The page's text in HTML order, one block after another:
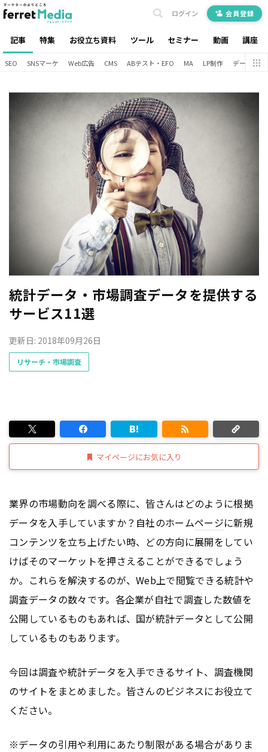
記事 特集 お役立ち資料 ツール セミナー 動画 講座
ログイン 会員登録
SEO SNSマーケ Web広告 CMS ABテスト・EFO MA LP制作 データ分析
統計データ・市場調査データを提供する
サービス11選
更新日: 2018年09月26日
リサーチ・市場調査
マイページにお気に入り
業界の市場動向を調べる際に、皆さんはどのように根拠
データを入手していますか？自社のホームページに新規
コンテンツを立ち上げたい時、どの方向に展開をしてい
けばそのマーケットを押さえることができるでしょう
か。これらを解決するのが、Web上で閲覧できる統計や
調査データの数々です。各企業が自社で調査した数値を
公開しているものもあれば、国が統計データとして公開
しているものもあります。
今回は調査や統計データを入手できるサイト、調査機関
のサイトをまとめました。皆さんのビジネスにお役立て
ください。
※データの引用や利用にあたり制限がある場合がありま